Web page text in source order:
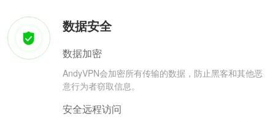
数据安全
数据加密
AndyVPN会加密所有传输的数据，防止黑客和其他恶
意行为者窃取信息。
安全远程访问